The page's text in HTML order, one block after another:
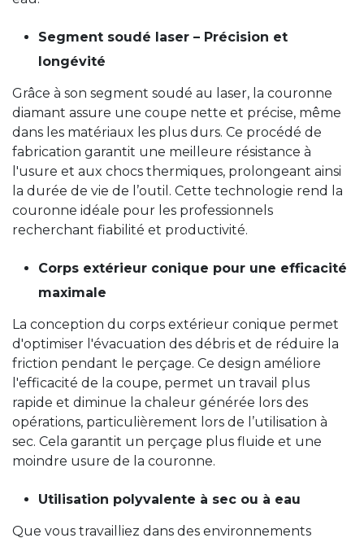
Segment soudé laser – Précision et
longévité
Grâce à son segment soudé au laser, la couronne
diamant assure une coupe nette et précise, même
dans les matériaux les plus durs. Ce procédé de
fabrication garantit une meilleure résistance à
l'usure et aux chocs thermiques, prolongeant ainsi
la durée de vie de l’outil. Cette technologie rend la
couronne idéale pour les professionnels
recherchant fiabilité et productivité.
Corps extérieur conique pour une efficacité
maximale
La conception du corps extérieur conique permet
d'optimiser l'évacuation des débris et de réduire la
friction pendant le perçage. Ce design améliore
l'efficacité de la coupe, permet un travail plus
rapide et diminue la chaleur générée lors des
opérations, particulièrement lors de l’utilisation à
sec. Cela garantit un perçage plus fluide et une
moindre usure de la couronne.
Utilisation polyvalente à sec ou à eau
Que vous travailliez dans des environnements